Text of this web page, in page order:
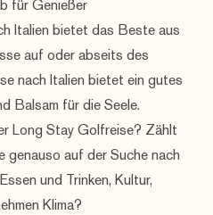
für Genießer
Italien bietet das Beste aus
auf oder abseits des
nach Italien bietet ein gutes
Balsam für die Seele.
Long Stay Golfreise? Zählt
auf der Suche nach
und Trinken, Kultur,
Klima?